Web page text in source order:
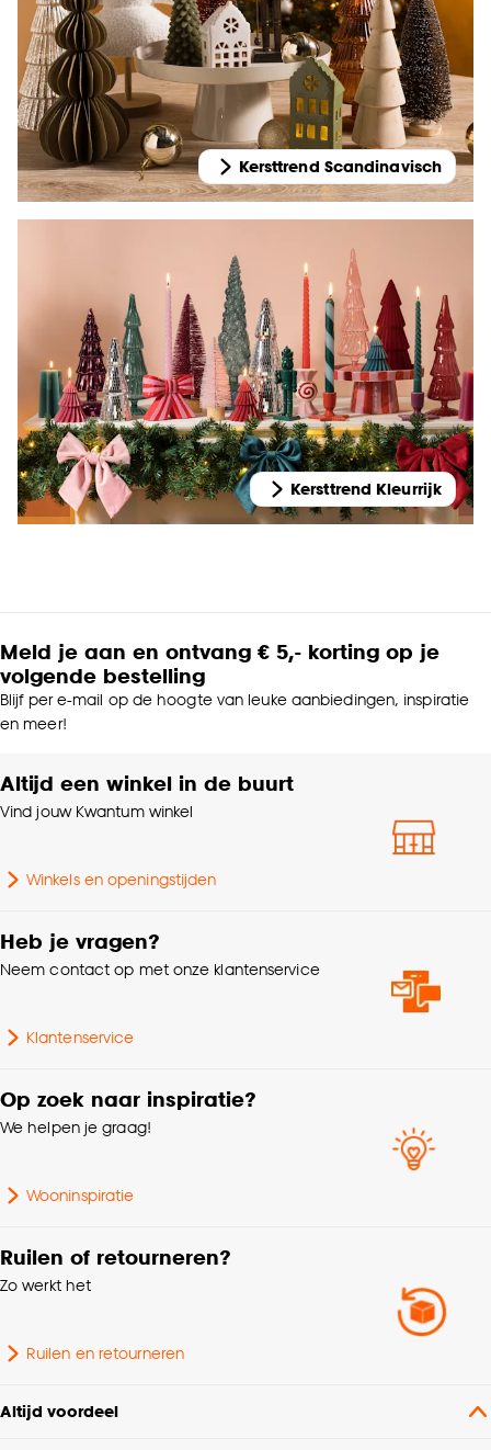
Kersttrend Scandinavisch
Kersttrend Kleurrijk
Meld je aan en ontvang € 5,- korting op je
volgende bestelling
Blijf per e-mail op de hoogte van leuke aanbiedingen, inspiratie
en meer!
Altijd een winkel in de buurt
Vind jouw Kwantum winkel
Winkels en openingstijden
Heb je vragen?
Neem contact op met onze klantenservice
Klantenservice
Op zoek naar inspiratie?
We helpen je graag!
Wooninspiratie
Ruilen of retourneren?
Zo werkt het
Ruilen en retourneren
Altijd voordeel